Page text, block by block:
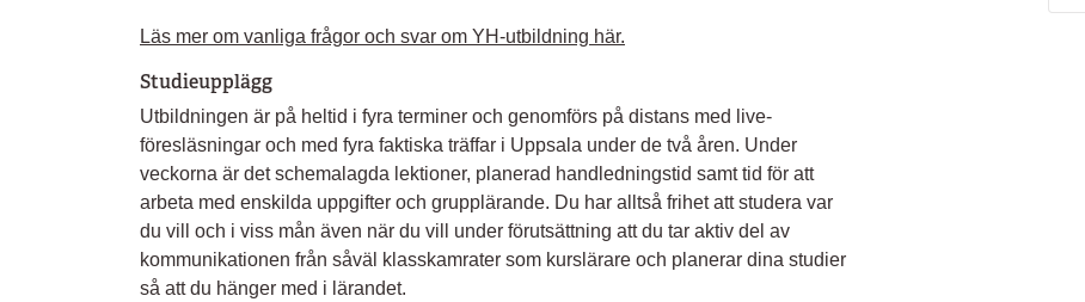
Läs mer om vanliga frågor och svar om YH-utbildning här.
Studieupplägg
Utbildningen är på heltid i fyra terminer och genomförs på distans med live-
föresläsningar och med fyra faktiska träffar i Uppsala under de två åren. Under
veckorna är det schemalagda lektioner, planerad handledningstid samt tid för att
arbeta med enskilda uppgifter och grupplärande. Du har alltså frihet att studera var
du vill och i viss mån även när du vill under förutsättning att du tar aktiv del av
kommunikationen från såväl klasskamrater som kurslärare och planerar dina studier
så att du hänger med i lärandet.